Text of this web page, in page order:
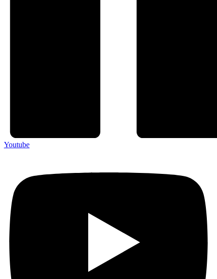
Youtube